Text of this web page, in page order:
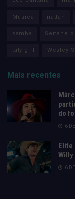
Música nattan
samba Sertanejo
taty girl Wesley
Mais recentes
do
6
Elite
Willy
6